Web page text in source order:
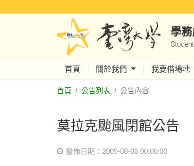
學
首頁 關於我們 我要借場地
首頁 公告列表 公告內容
莫拉克颱風閉館公告
發佈日期：2009-08-06 00:00:00